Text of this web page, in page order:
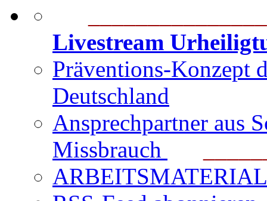
Livestream
Präventions-Konzept
Deutschland
Ansprechpartner aus
Missbrauch
ARBEITSMATERIAL